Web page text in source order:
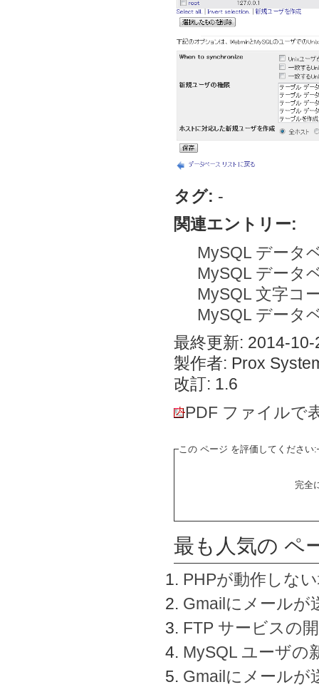
タグ: -
関連エントリー:
MySQL データ
MySQL データ
MySQL 文字コ
MySQL データ
最終更新: 2014-
製作者: Prox
改訂: 1.6
PDF ファイルで
この ページ を評価してください:
完全
最も人気の ペ
PHPが動作しな
Gmailにメールが
FTP サービスの
MySQL ユーザの
Gmailにメールが